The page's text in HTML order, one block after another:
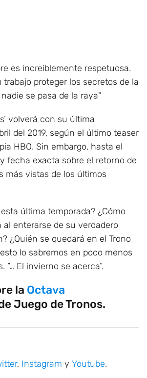
es increíblemente respetuosa.
trabajo proteger los secretos de la
se pasa de la raya"
volverá con su última
del 2019, según el último teaser
HBO. Sin embargo, hasta el
fecha exacta sobre el retorno de
más vistas de los últimos
última temporada? ¿Cómo
enterarse de su verdadero
¿Quién se quedará en el Trono
lo sabremos en poco menos
“… El invierno se acerca”.
la Octava
Juego de Tronos.
, Instagram y Youtube.